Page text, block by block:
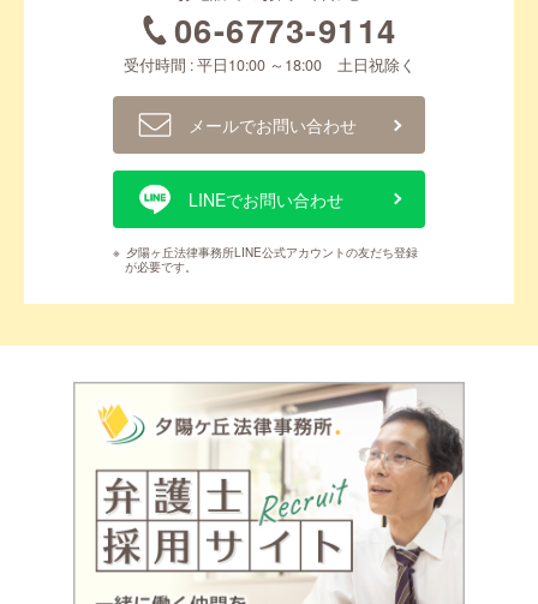
06-6773-9114
受付時間 : 平日10:00 ～18:00 土日祝除く
メールでお問い合わせ
LINEでお問い合わせ
※ 夕陽ヶ丘法律事務所LINE公式アカウントの友だち登録
が必要です。